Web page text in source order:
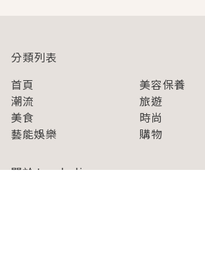
分類列表
首頁
美容保養
潮流
旅遊
美食
時尚
藝能娛樂
購物
關於Japaholic